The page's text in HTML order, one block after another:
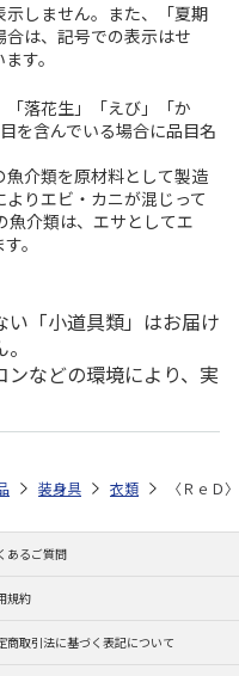
しません。また、「夏期
は、記号での表示はせ
す。
落花生」「えび」「か
を含んでいる場合に品目名
介類を原材料として製造
りエビ・カニが混じって
魚介類は、エサとしてエ
。
「小道具類」はお届け
などの環境により、実
装身具 衣類 〈ＲｅＤ
あるご質問
規約
商取引法に基づく表記について